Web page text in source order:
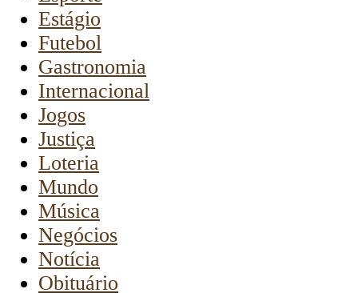
Estágio
Futebol
Gastronomia
Internacional
Jogos
Justiça
Loteria
Mundo
Música
Negócios
Notícia
Obituário